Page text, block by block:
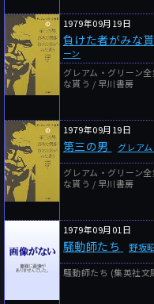
1979年09月19日
負けた者がみな
ーン
グレアム・グリーン
な貰う / 早川書房
1979年09月19日
第三の男 グレア
グレアム・グリーン
な貰う / 早川書房
1979年09月01日
騒動師たち 野坂
騒動師たち (集英社文